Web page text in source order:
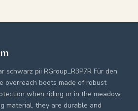
schwarz pii RGroup_R3P7R Für den
overreach boots made of robust
when riding or in the meadow.
material, they are durable and